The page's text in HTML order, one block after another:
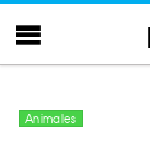
Animales